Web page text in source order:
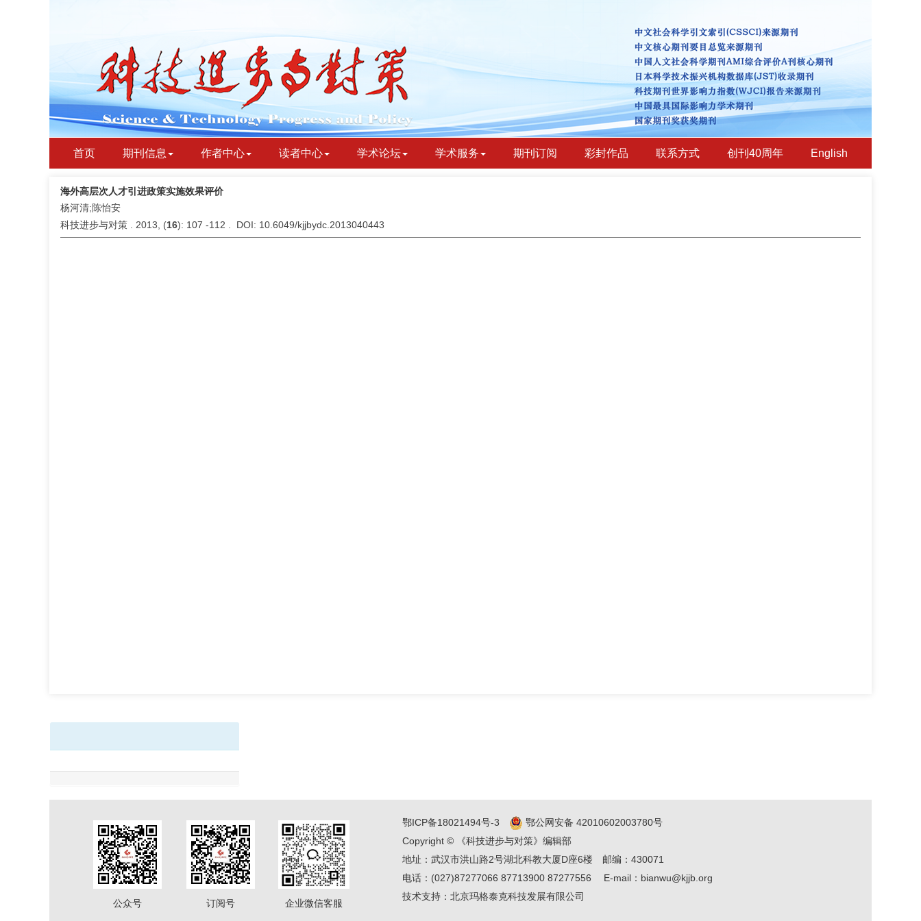
首页 期刊信息 作者中心 读者中心 学术论坛 学术服务 期刊订阅 彩封作品 联系方式 创刊40周年 English
海外高层次人才引进政策实施效果评价
杨河清;陈怡安
科技进步与对策 . 2013, (16): 107 -112 . DOI: 10.6049/kjjbydc.2013040443
公众号 订阅号 企业微信客服
鄂ICP备18021494号-3
鄂公网安备 42010602003780号
Copyright © 《科技进步与对策》编辑部
地址：武汉市洪山路2号湖北科教大厦D座6楼 邮编：430071
电话：(027)87277066 87713900 87277556
E-mail：bianwu@kjjb.org
技术支持： 北京玛格泰克科技发展有限公司